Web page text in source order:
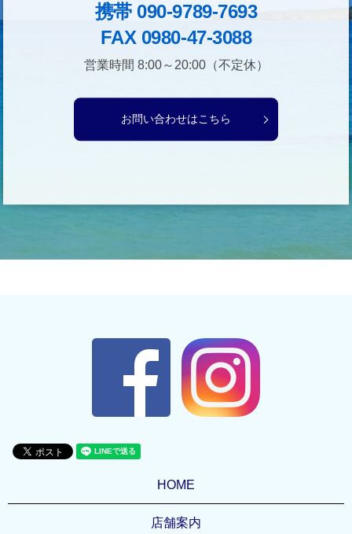
携帯 090-9789-7693
FAX 0980-47-3088
営業時間 8:00～20:00（不定休）
お問い合わせはこちら
HOME
店舗案内